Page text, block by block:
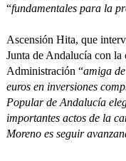
“fundamentales para la
Ascensión Hita, que
Junta de Andalucía con la
Administración “amiga
euros en inversiones
Popular de Andalucía
importantes actos de la
Moreno es seguir